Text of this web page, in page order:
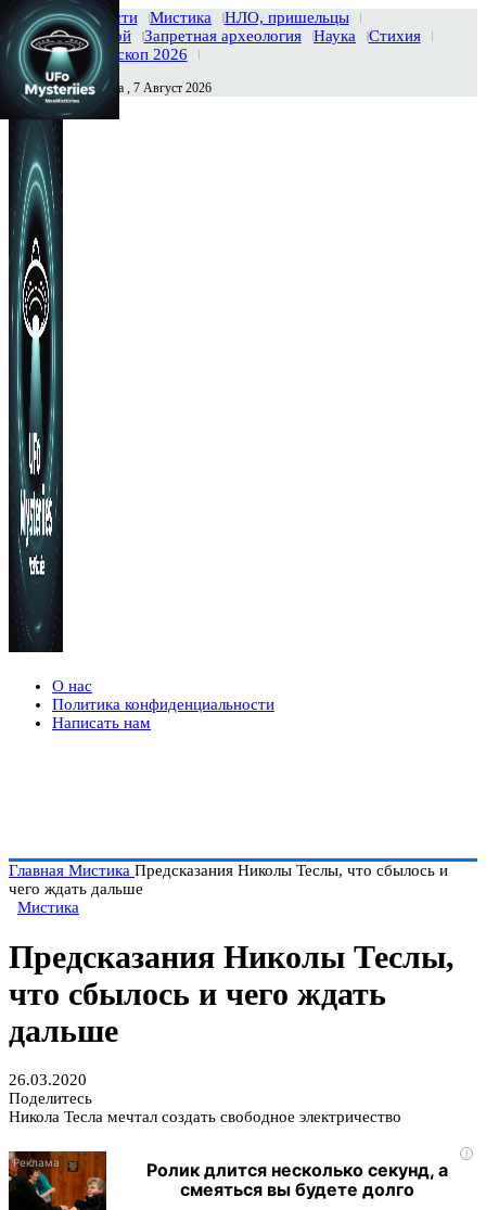
Главная Новости Мистика
НЛО, пришельцы
Тайны вселенной
Запретная археология Наука
Стихия
История
Гороскоп 2026
Сегодня Пятница , 7 Август 2026
О нас
Политика конфиденциальности
Написать нам
Главная Мистика Предсказания Николы Теслы, что сбылось и
чего ждать дальше
Мистика
Предсказания Николы Теслы,
что сбылось и чего ждать
дальше
26.03.2020
Поделитесь
Никола Тесла мечтал создать свободное электричество
i
Ролик длится несколько секунд, а
смеяться вы будете долго